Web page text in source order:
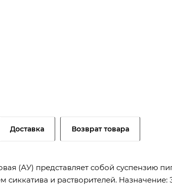
Доставка Возврат товара
(АУ) представляет собой суспензию
сиккатива и растворителей.